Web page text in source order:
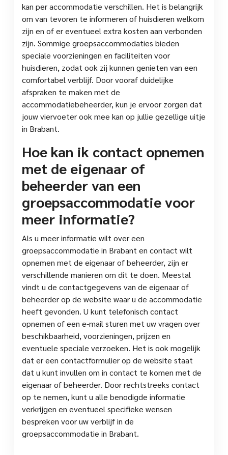
kan per accommodatie verschillen. Het is belangrijk
om van tevoren te informeren of huisdieren welkom
zijn en of er eventueel extra kosten aan verbonden
zijn. Sommige groepsaccommodaties bieden
speciale voorzieningen en faciliteiten voor
huisdieren, zodat ook zij kunnen genieten van een
comfortabel verblijf. Door vooraf duidelijke
afspraken te maken met de
accommodatiebeheerder, kun je ervoor zorgen dat
jouw viervoeter ook mee kan op jullie gezellige uitje
in Brabant.
Hoe kan ik contact opnemen
met de eigenaar of
beheerder van een
groepsaccommodatie voor
meer informatie?
Als u meer informatie wilt over een
groepsaccommodatie in Brabant en contact wilt
opnemen met de eigenaar of beheerder, zijn er
verschillende manieren om dit te doen. Meestal
vindt u de contactgegevens van de eigenaar of
beheerder op de website waar u de accommodatie
heeft gevonden. U kunt telefonisch contact
opnemen of een e-mail sturen met uw vragen over
beschikbaarheid, voorzieningen, prijzen en
eventuele speciale verzoeken. Het is ook mogelijk
dat er een contactformulier op de website staat
dat u kunt invullen om in contact te komen met de
eigenaar of beheerder. Door rechtstreeks contact
op te nemen, kunt u alle benodigde informatie
verkrijgen en eventueel specifieke wensen
bespreken voor uw verblijf in de
groepsaccommodatie in Brabant.